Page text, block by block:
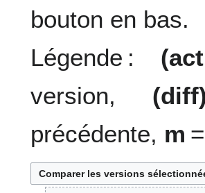
bouton en bas.
Légende :
version, (diff)
précédente, m